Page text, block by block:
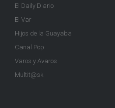
El Daily Diario
El Var
Hijos de la Guayaba
Canal Pop
Varos y Avaros
Multit@sk